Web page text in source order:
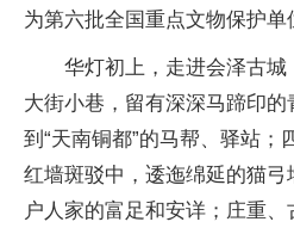
为第六批全国重点文物保护单
华灯初上，走进会泽古
大街小巷，留有深深马蹄印
到“天南铜都”的马帮、驿站；
红墙斑驳中，逶迤绵延的猫
户人家的富足和安详；庄重